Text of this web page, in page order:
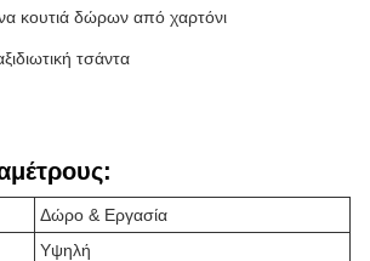
κουτιά δώρων από χαρτόνι
τσάντα
Δώρο & Εργασία
Υψηλή